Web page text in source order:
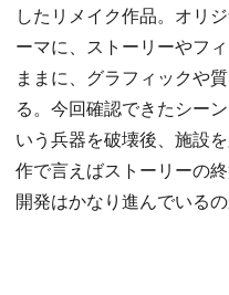
したリメイク作品。オリ
ーマに、ストーリーやフ
ままに、グラフィックや
る。今回確認できたシー
いう兵器を破壊後、施設
作で言えばストーリーの
開発はかなり進んでいるの